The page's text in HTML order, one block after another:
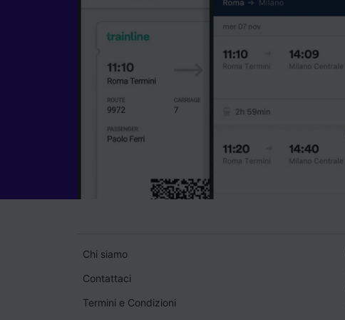
Chi siamo
Contattaci
Termini e Condizioni